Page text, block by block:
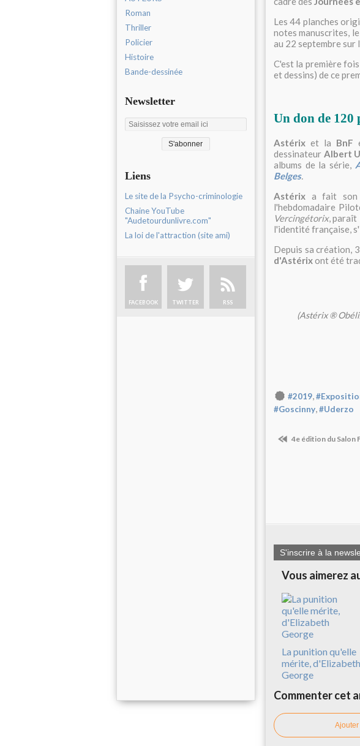
Roman
Thriller
Policier
Histoire
Bande-dessinée
Newsletter
Liens
Le site de la Psycho-criminologie
Chaine YouTube
"Audetourdunlivre.com"
La loi de l'attraction (site ami)
FACEBOOK TWITTER RSS
Les 44 planches
notes manuscrites,
au 22 septembre sur
C'est la première
et dessins) de ce
Un don de 120
Astérix et la BnF
dessinateur Albert
albums de la série,
Belges.
Astérix a fait son
l'hebdomadaire
Vercingétorix, paraît
l'identité française,
Depuis sa création,
d'Astérixont été
(Astérix ®
#2019,
#Goscinny,#Uderzo
4e édition du Salon
S'inscrire à la
Vous aimerez
La punition qu'elle
mérite, d'Elizabeth
George
Commenter cet